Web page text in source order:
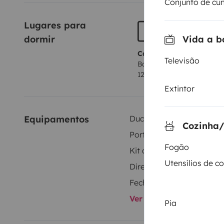
Vida a
Televisão
Extintor
Fogão
Utensílios de
Pia
Lugares para
dormir
Cama 1
Banco cama
120x200 cm
Equipamentos Duche interior
Porta-bicicletas
Kit de louça
Direcção assistida
Fecho central
Ver todos os